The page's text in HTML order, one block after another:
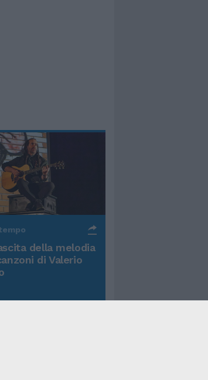
della melodia
di Valerio